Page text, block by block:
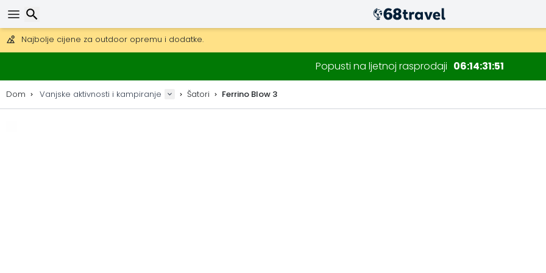
Mogućnost slanja DHL Expressom (dostava unutar 24 sata)
30 dana za povrat, 90 dana za drvene karte i dekoracije.
Najbolje cijene za outdoor opremu i dodatke.
Popusti na ljetnoj rasprodaji 06143150
Dom Vanjske aktivnosti i kampiranje Šatori Ferrino Blow 3